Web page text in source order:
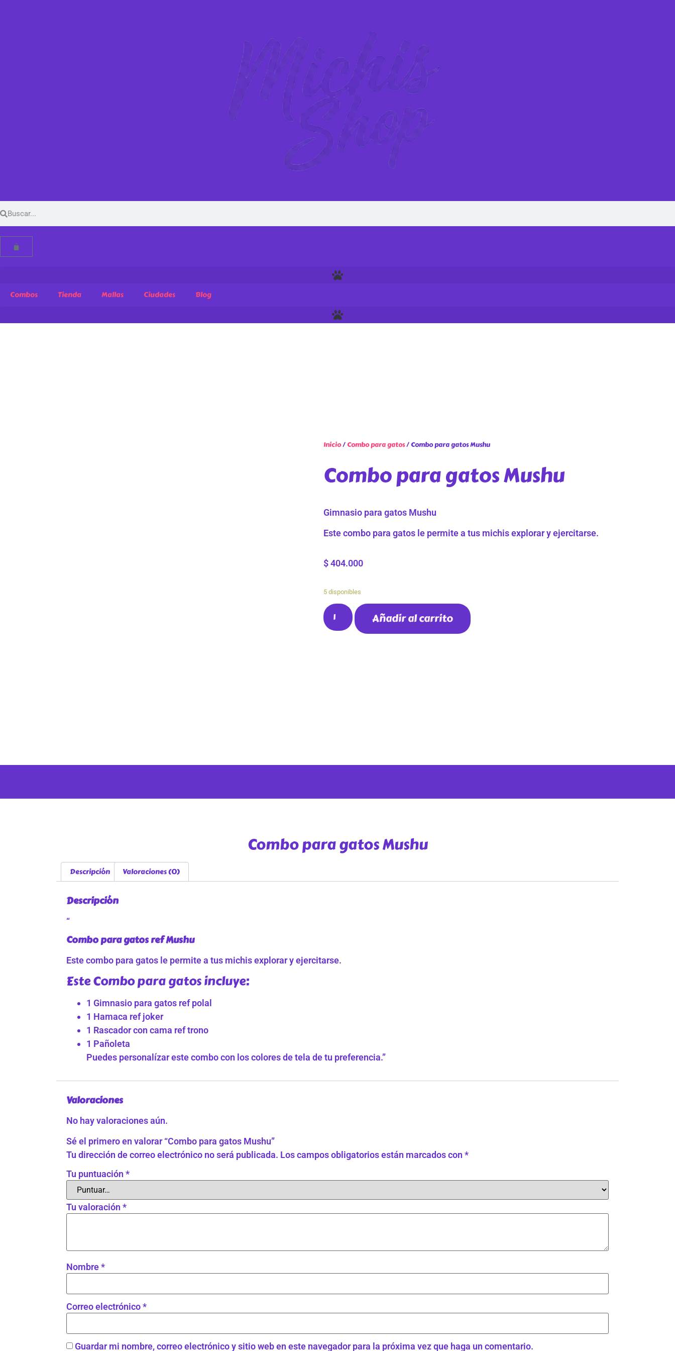
Combos Tienda Mallas Ciudades Blog
Inicio/Combo para gatos/ Combo para gatos Mushu
Combo para gatos Mushu
Gimnasio para gatos Mushu
Este combo para gatos le permite a tus michis explorar y ejercitarse.
$404.000
5 disponibles
Añadir al carrito
Combo para gatos Mushu
Descripción Valoraciones (0)
Descripción
“
Combo para gatos ref Mushu
Este combo para gatos le permite a tus michis explorar y ejercitarse.
Este Combo para gatos incluye:
1 Gimnasio para gatos ref polal
1 Hamaca ref joker
1 Rascador con cama ref trono
1 Pañoleta
Puedes personalízar este combo con los colores de tela de tu preferencia.”
Valoraciones
No hay valoraciones aún.
Sé el primero en valorar “Combo para gatos Mushu”
Tu dirección de correo electrónico no será publicada. Los campos obligatorios están marcados con *
Tu puntuación *
Tu valoración *
Nombre*
Correo electrónico*
Guardar mi nombre, correo electrónico y sitio web en este navegador para la próxima vez que haga un comentario.